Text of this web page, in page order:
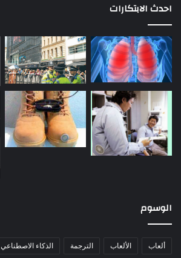
احدث الابتكارات
الوسوم
ألعاب الألعاب الترجمة الذكاء الاصطناعي